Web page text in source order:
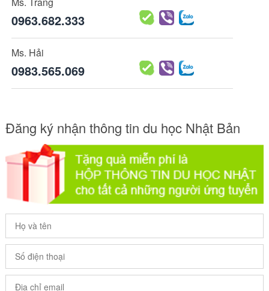
0963.682.333
Ms. Hải
0983.565.069
Đăng ký nhận thông tin du học Nhật Bản